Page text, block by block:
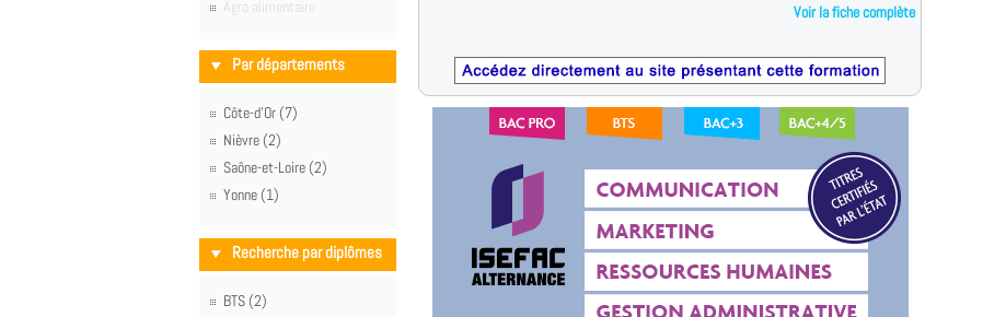
Agro alimentaire
Par départements
Côte-d'Or (7)
Nièvre (2)
Saône-et-Loire (2)
Yonne (1)
Recherche par diplômes
BTS (2)
Voir la fiche complète